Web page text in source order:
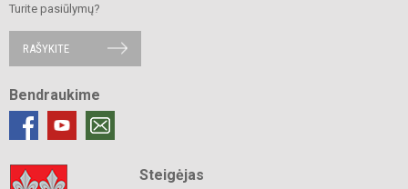
Turite pasiūlymų?
RAŠYKITE
Bendraukime
Steigėjas